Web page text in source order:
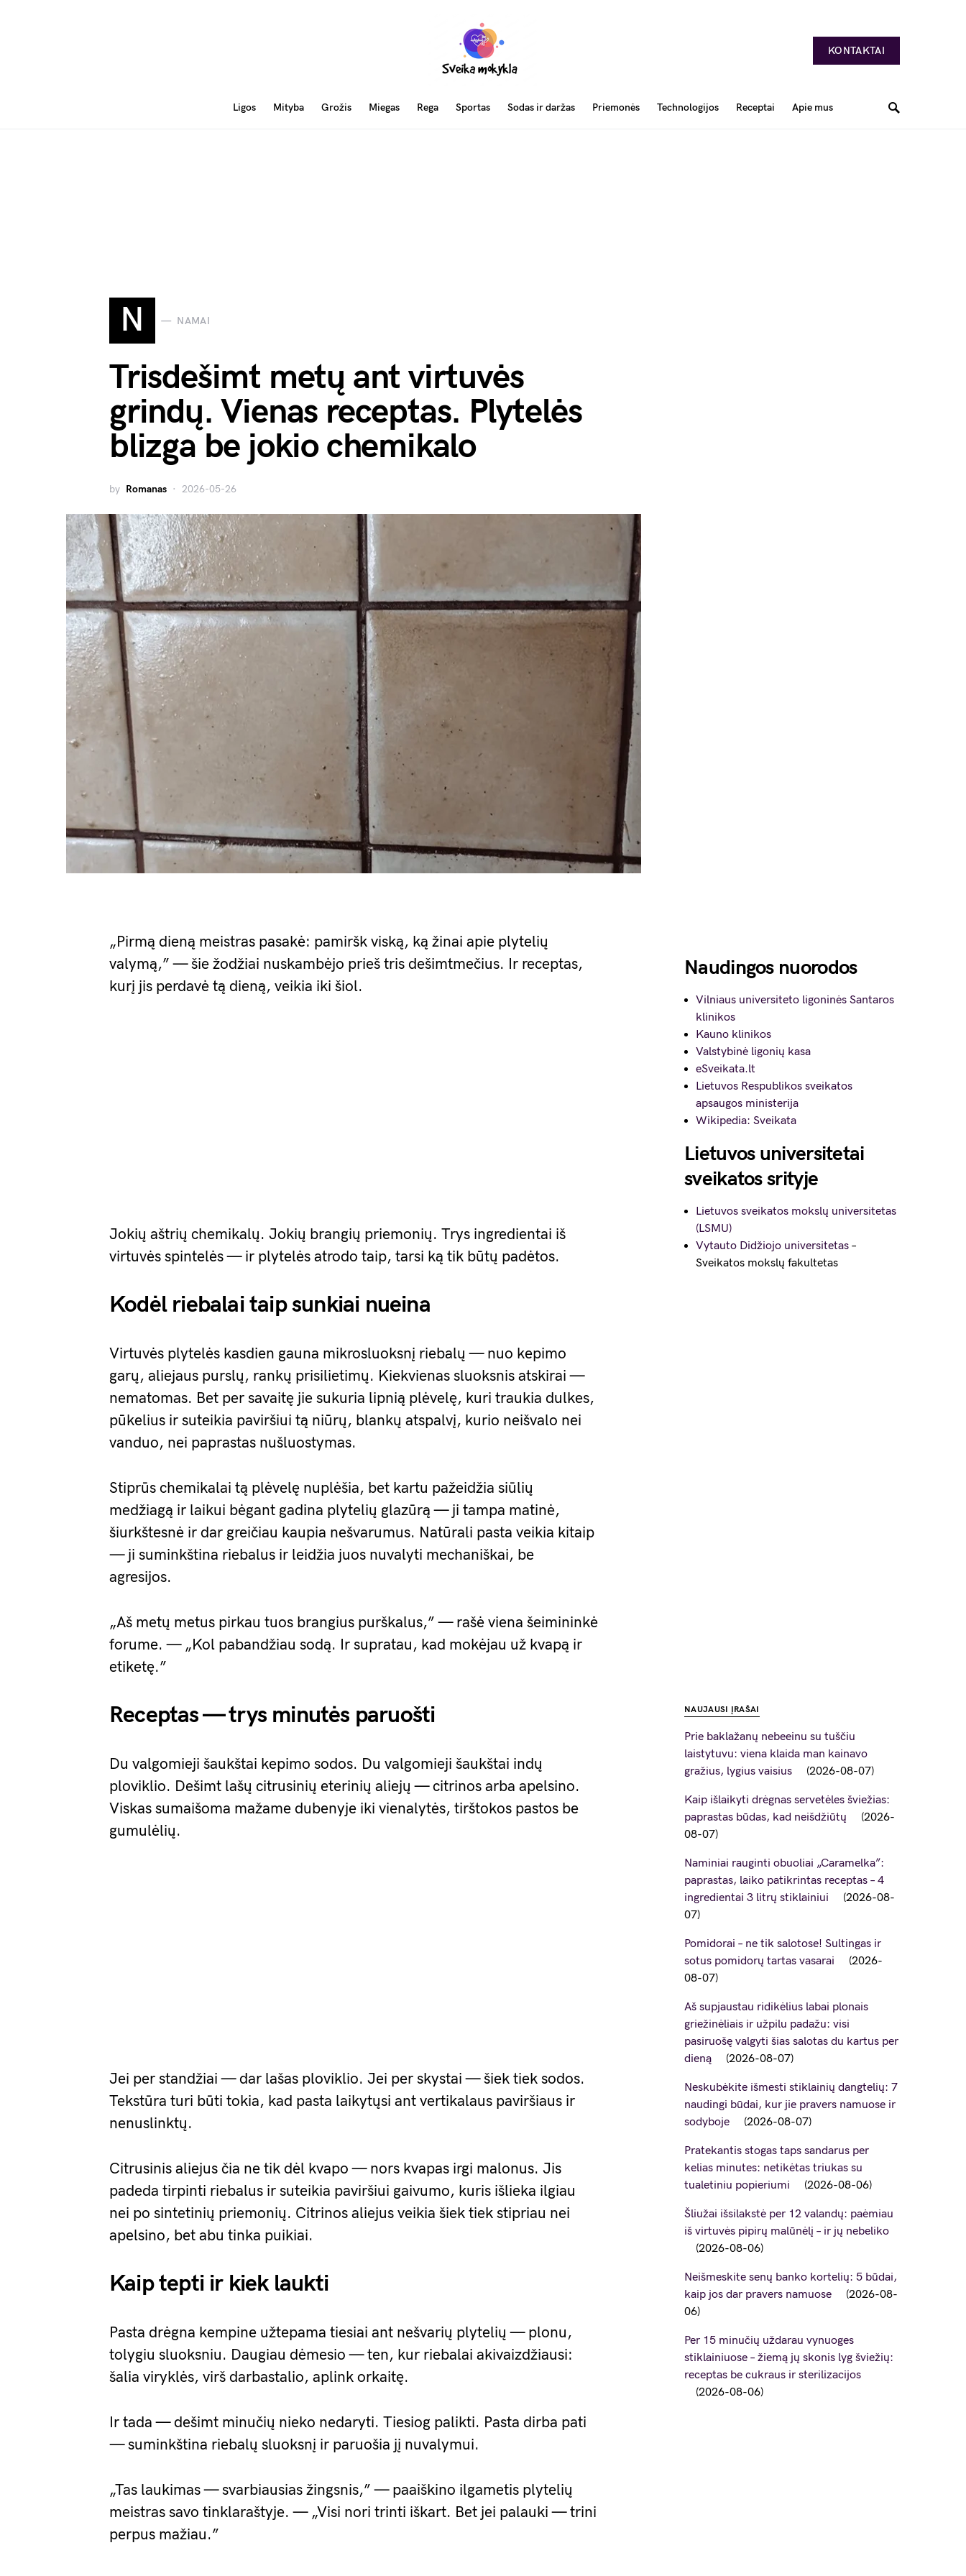
KONTAKTAI
Ligos Mityba Grožis Miegas Rega Sportas Sodas ir daržas Priemonės Technologijos Receptai Apie mus
N NAMAI
Trisdešimt metų ant virtuvės
grindų. Vienas receptas. Plytelės
blizga be jokio chemikalo
by Romanas 2026-05-26
„Pirmą dieną meistras pasakė: pamiršk viską, ką žinai apie plytelių
valymą,” — šie žodžiai nuskambėjo prieš tris dešimtmečius. Ir receptas,
kurį jis perdavė tą dieną, veikia iki šiol.
Jokių aštrių chemikalų. Jokių brangių priemonių. Trys ingredientai iš
virtuvės spintelės — ir plytelės atrodo taip, tarsi ką tik būtų padėtos.
Kodėl riebalai taip sunkiai nueina
Virtuvės plytelės kasdien gauna mikrosluoksnį riebalų — nuo kepimo
garų, aliejaus purslų, rankų prisilietimų. Kiekvienas sluoksnis atskirai —
nematomas. Bet per savaitę jie sukuria lipnią plėvelę, kuri traukia dulkes,
pūkelius ir suteikia paviršiui tą niūrų, blankų atspalvį, kurio neišvalo nei
vanduo, nei paprastas nušluostymas.
Stiprūs chemikalai tą plėvelę nuplėšia, bet kartu pažeidžia siūlių
medžiagą ir laikui bėgant gadina plytelių glazūrą — ji tampa matinė,
šiurkštesnė ir dar greičiau kaupia nešvarumus. Natūrali pasta veikia kitaip
— ji suminkština riebalus ir leidžia juos nuvalyti mechaniškai, be
agresijos.
„Aš metų metus pirkau tuos brangius purškalus,” — rašė viena šeimininkė
forume. — „Kol pabandžiau sodą. Ir supratau, kad mokėjau už kvapą ir
etiketę.”
Receptas — trys minutės paruošti
Du valgomieji šaukštai kepimo sodos. Du valgomieji šaukštai indų
ploviklio. Dešimt lašų citrusinių eterinių aliejų — citrinos arba apelsino.
Viskas sumaišoma mažame dubenyje iki vienalytės, tirštokos pastos be
gumulėlių.
Jei per standžiai — dar lašas ploviklio. Jei per skystai — šiek tiek sodos.
Tekstūra turi būti tokia, kad pasta laikytųsi ant vertikalaus paviršiaus ir
nenuslinktų.
Citrusinis aliejus čia ne tik dėl kvapo — nors kvapas irgi malonus. Jis
padeda tirpinti riebalus ir suteikia paviršiui gaivumo, kuris išlieka ilgiau
nei po sintetinių priemonių. Citrinos aliejus veikia šiek tiek stipriau nei
apelsino, bet abu tinka puikiai.
Kaip tepti ir kiek laukti
Pasta drėgna kempine užtepama tiesiai ant nešvarių plytelių — plonu,
tolygiu sluoksniu. Daugiau dėmesio — ten, kur riebalai akivaizdžiausi:
šalia viryklės, virš darbastalio, aplink orkaitę.
Ir tada — dešimt minučių nieko nedaryti. Tiesiog palikti. Pasta dirba pati
— suminkština riebalų sluoksnį ir paruošia jį nuvalymui.
„Tas laukimas — svarbiausias žingsnis,” — paaiškino ilgametis plytelių
meistras savo tinklaraštyje. — „Visi nori trinti iškart. Bet jei palauki — trini
perpus mažiau.”
Naudingos nuorodos
Vilniaus universiteto ligoninės Santaros
klinikos
Kauno klinikos
Valstybinė ligonių kasa
eSveikata.lt
Lietuvos Respublikos sveikatos
apsaugos ministerija
Wikipedia: Sveikata
Lietuvos universitetai
sveikatos srityje
Lietuvos sveikatos mokslų universitetas
(LSMU)
Vytauto Didžiojo universitetas –
Sveikatos mokslų fakultetas
NAUJAUSI ĮRAŠAI
Prie baklažanų nebeeinu su tuščiu
laistytuvu: viena klaida man kainavo
gražius, lygius vaisius
2026-08-07
Kaip išlaikyti drėgnas servetėles šviežias:
paprastas būdas, kad neišdžiūtų
2026-
08-07
Naminiai rauginti obuoliai „Caramelka”:
paprastas, laiko patikrintas receptas – 4
ingredientai 3 litrų stiklainiui
2026-08-
07
Pomidorai – ne tik salotose! Sultingas ir
sotus pomidorų tartas vasarai
2026-
08-07
Aš supjaustau ridikėlius labai plonais
griežinėliais ir užpilu padažu: visi
pasiruošę valgyti šias salotas du kartus per
dieną
2026-08-07
Neskubėkite išmesti stiklainių dangtelių: 7
naudingi būdai, kur jie pravers namuose ir
sodyboje
2026-08-07
Pratekantis stogas taps sandarus per
kelias minutes: netikėtas triukas su
tualetiniu popieriumi
2026-08-06
Šliužai išsilakstė per 12 valandų: paėmiau
iš virtuvės pipirų malūnėlį – ir jų nebeliko
2026-08-06
Neišmeskite senų banko kortelių: 5 būdai,
kaip jos dar pravers namuose
2026-08-
06
Per 15 minučių uždarau vynuoges
stiklainiuose – žiemą jų skonis lyg šviežių:
receptas be cukraus ir sterilizacijos
2026-08-06